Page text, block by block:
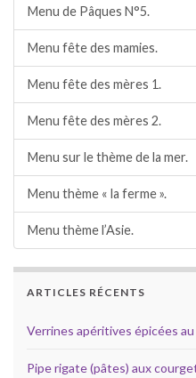
Menu de Pâques N°5.
Menu fête des mamies.
Menu fête des mères 1.
Menu fête des mères 2.
Menu sur le thème de la mer.
Menu thème « la ferme ».
Menu thème l’Asie.
ARTICLES RÉCENTS
Verrines apéritives épicées
Pipe rigate (pâtes) aux